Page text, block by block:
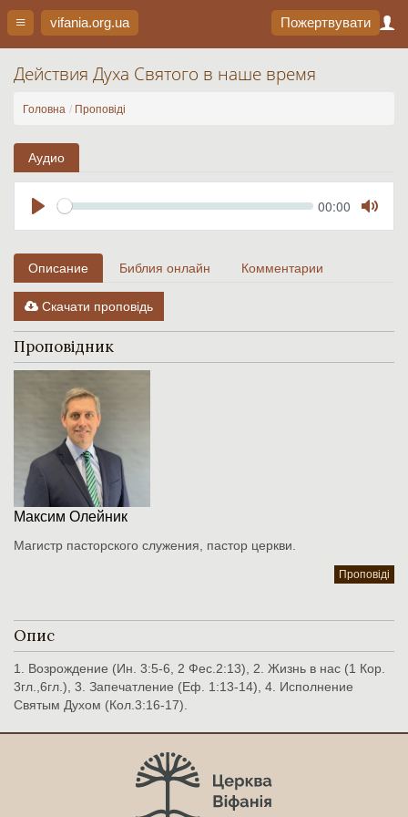
vifania.org.ua Пожертвувати
Действия Духа Святого в наше время
Головна Проповіді
Аудио
Seek Current
00:00
Mute
Описание Библия онлайн Комментарии
Скачати проповідь
Проповідник
Максим Олейник
Магистр пасторского служения, пастор церкви.
Проповіді
Опис
1. Возрождение (Ин. 3:5-6, 2 Фес.2:13), 2. Жизнь в нас (1 Кор.
3гл.,6гл.), 3. Запечатление (Еф. 1:13-14), 4. Исполнение
Святым Духом (Кол.3:16-17).